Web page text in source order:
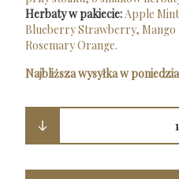
Herbaty w pakiecie:Apple
Blueberry Strawberry,
Rosemary Orange.
Najbliższa wysyłka w
1